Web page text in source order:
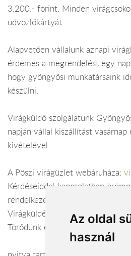
Az oldal
használ
3.200.- forint. Minden
üdvözlőkártyát.
Alapvetően vállalunk aznapi
érdemes a megrendelést egy
hogy gyöngyösi munkatársaink
készülni.
Virágküldő szolgálatunk
napján vállal kiszállítást vasárnap
kivételével.
A Pöszi virágüzlet webáruháza:
Kérdéseiddel kapcsolatban
rendelkezésedre.
Virágküldés Gyöngyös
Törődünk egymással